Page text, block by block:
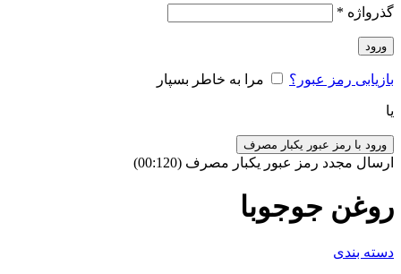
گذرواژه *
ورود
بازیابی رمز عبور؟ مرا به خاطر بسپار
یا
ورود با رمز عبور یکبار مصرف
ارسال مجدد رمز عبور یکبار مصرف (00:
120
)
روغن جوجوبا
دسته بندی